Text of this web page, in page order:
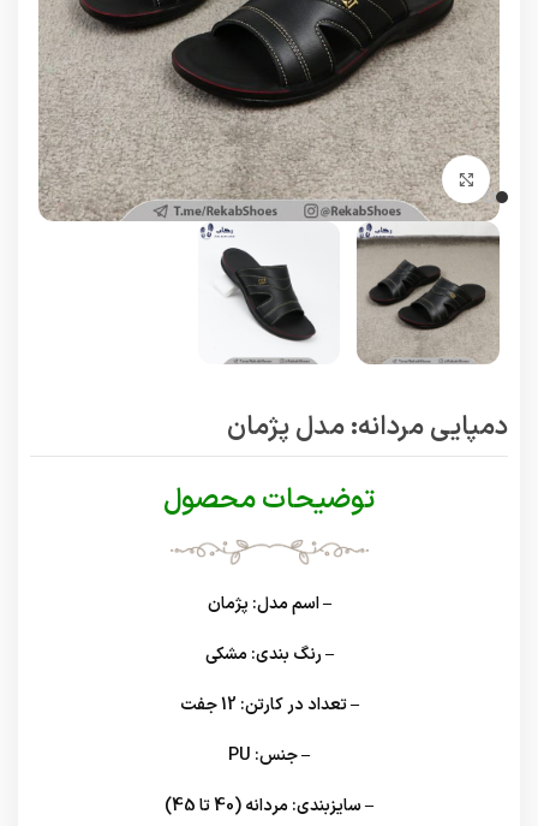
برای بزرگنمایی کلیک کنید
دمپایی مردانه: مدل پژمان
توضیحات محصول
– اسم مدل: پژمان
– رنگ بندی: مشکی
– تعداد در کارتن:
– جنس: PU
– سایزبندی: مردانه (40 تا 45)